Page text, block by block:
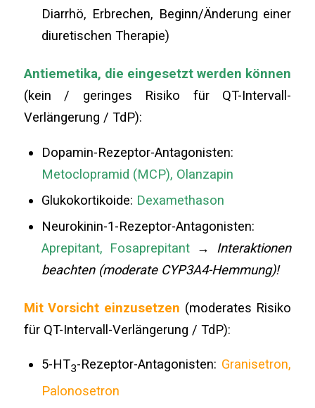
Diarrhö, Erbrechen, Beginn/Änderung einer
diuretischen Therapie)
Antiemetika, die eingesetzt werden können
(kein / geringes Risiko für QT-Intervall-
Verlängerung / TdP):
Dopamin-Rezeptor-Antagonisten:
Metoclopramid (MCP), Olanzapin
Glukokortikoide: Dexamethason
Neurokinin-1-Rezeptor-Antagonisten:
Aprepitant, Fosaprepitant → Interaktionen
beachten (moderate CYP3A4-Hemmung)!
Mit Vorsicht einzusetzen (moderates Risiko
für QT-Intervall-Verlängerung / TdP):
5-HT3-Rezeptor-Antagonisten: Granisetron,
Palonosetron